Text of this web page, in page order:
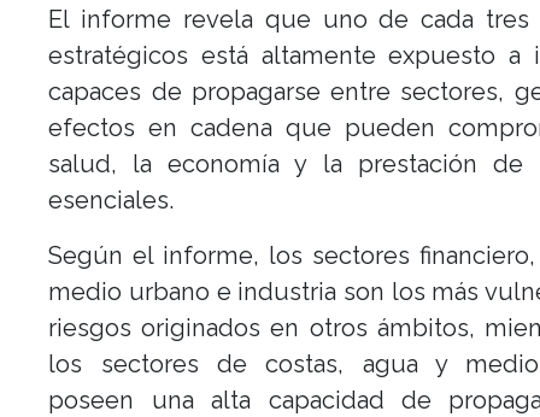
El informe revela que uno de cada tres
estratégicos está altamente expuesto a
capaces de propagarse entre sectores,
efectos en cadena que pueden
salud, la economía y la prestación de
esenciales.
Según el informe, los sectores
medio urbano e industria son los más
riesgos originados en otros ámbitos,
los sectores de costas, agua y
poseen una alta capacidad de